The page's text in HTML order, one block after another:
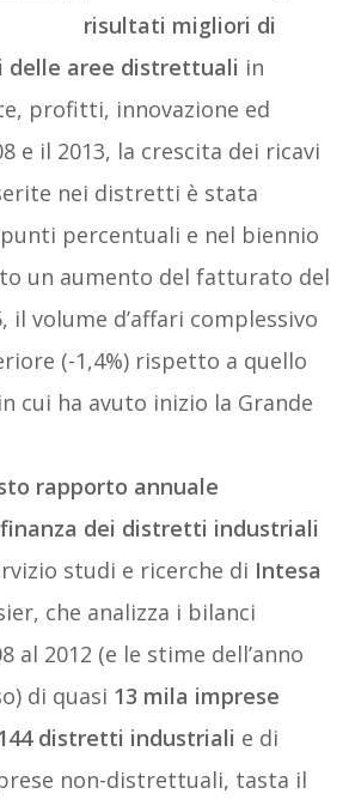
risultati migliori di
delle aree distrettuali in
profitti, innovazione ed
e il 2013, la crescita dei ricavi
nei distretti è stata
percentuali e nel biennio
un aumento del fatturato del
il volume d’affari complessivo
(-1,4%) rispetto a quello
cui ha avuto inizio la Grande
rapporto annuale
finanza dei distretti industriali
studi e ricerche di Intesa
che analizza i bilanci
al 2012 (e le stime dell’anno
di quasi 13 mila imprese
distretti industriali e di
non-distrettuali, tasta il